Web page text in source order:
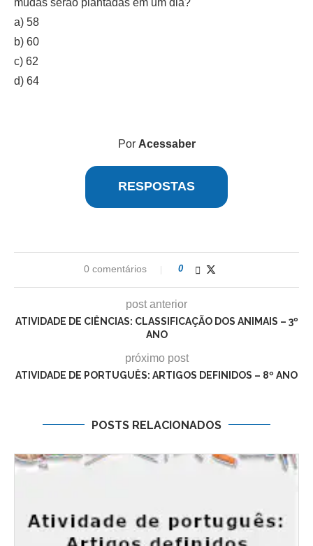
a) 58
b) 60
c) 62
d) 64
Por Acessaber
RESPOSTAS
0 comentários 0
post anterior
ATIVIDADE DE CIÊNCIAS: CLASSIFICAÇÃO DOS ANIMAIS – 3º
ANO
próximo post
ATIVIDADE DE PORTUGUÊS: ARTIGOS DEFINIDOS – 8º ANO
POSTS RELACIONADOS